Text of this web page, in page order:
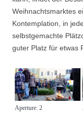
Suchen nach:
Weihnachtsmarktes
Kontemplation, in
selbstgemachte
guter Platz für etwas
Aperture: 2